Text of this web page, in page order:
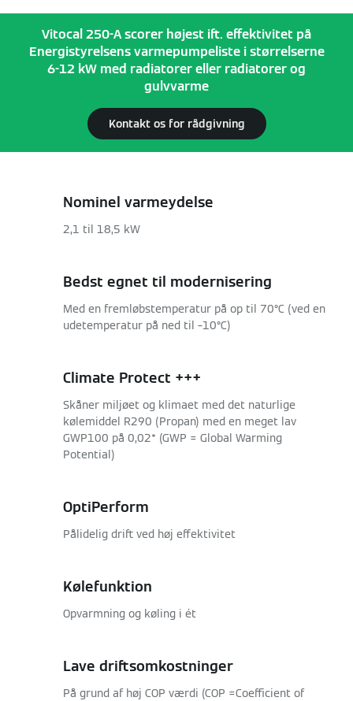
Vitocal 250-A scorer højest ift. effektivitet på
Energistyrelsens varmepumpeliste i størrelserne
6-12 kW med radiatorer eller radiatorer og
gulvvarme
Kontakt os for rådgivning
Nominel varmeydelse
2,1 til 18,5 kW
Bedst egnet til modernisering
Med en fremløbstemperatur på op til 70°C (ved en
udetemperatur på ned til –10°C)
Climate Protect +++
Skåner miljøet og klimaet med det naturlige
kølemiddel R290 (Propan) med en meget lav
GWP100 på 0,02* (GWP = Global Warming
Potential)
OptiPerform
Pålidelig drift ved høj effektivitet
Kølefunktion
Opvarmning og køling i ét
Lave driftsomkostninger
På grund af høj COP værdi (COP =Coefficient of